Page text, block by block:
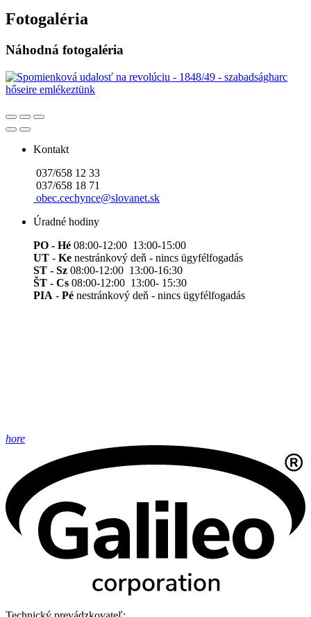
Fotogaléria
Náhodná fotogaléria
Kontakt
037/658 12 33
037/658 18 71
obec.cechynce@slovanet.sk
Úradné hodiny
PO - Hé 08:00-12:00 13:00-15:00
UT - Ke nestránkový deň - nincs ügyfélfogadás
ST - Sz 08:00-12:00 13:00-16:30
ŠT - Cs 08:00-12:00 13:00- 15:30
PIA - Pé nestránkový deň - nincs ügyfélfogadás
hore